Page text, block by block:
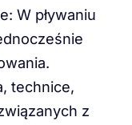
W pływaniu
technice,
z